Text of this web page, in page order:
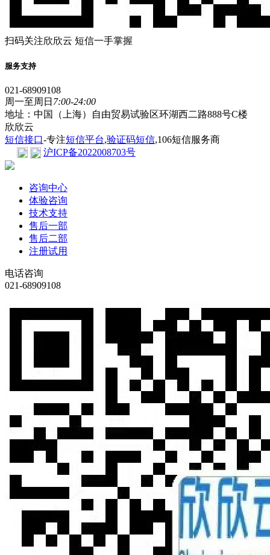
扫码关注欣欣云 短信一手掌握
服务支持
021-68909108
周一至周日 7:00-24:00
地址：中国（上海）自由贸易试验区环湖西二路888号C楼
欣欣云
短信接口-专注短信平台,验证码短信,106短信服务商
沪ICP备2022008703号
咨询中心
体验咨询
技术支持
售后一部
售后二部
注册试用
电话咨询
021-68909108